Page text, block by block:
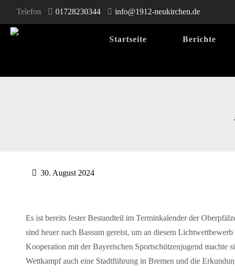
Telefon 01728230344 info@1912-neukirchen.de
Startseite Berichte
30. August 2024
Es ist bereits fester Bestandteil im Terminkalender der
sind heuer nach Bassum gereist, um an diesem
Kooperation mit der Bayerischen Sportschützenjugend machte
Wettkampf auch eine Stadtführung in Bremen und die